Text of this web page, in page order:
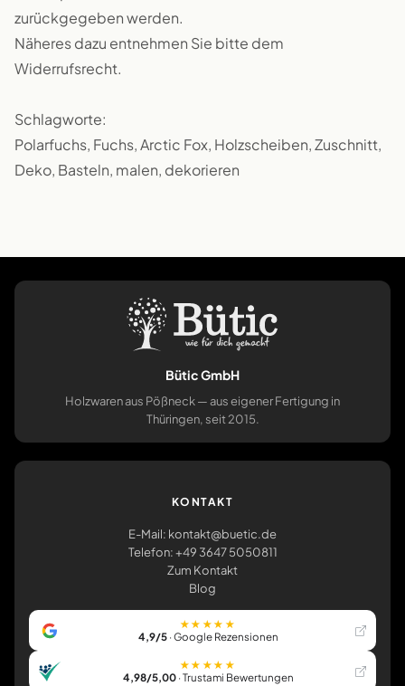
zurückgegeben werden.
Näheres dazu entnehmen Sie bitte dem
Widerrufsrecht.
Schlagworte:
Polarfuchs, Fuchs, Arctic Fox, Holzscheiben, Zuschnitt,
Deko, Basteln, malen, dekorieren
Bütic GmbH
Holzwaren aus Pößneck — aus eigener Fertigung in
Thüringen, seit 2015.
KONTAKT
E-Mail: kontakt@buetic.de
Telefon: +49 3647 5050811
Zum Kontakt
Blog
★★★★★
4,9/5· Google Rezensionen
★★★★★
4,98/5,00· Trustami Bewertungen